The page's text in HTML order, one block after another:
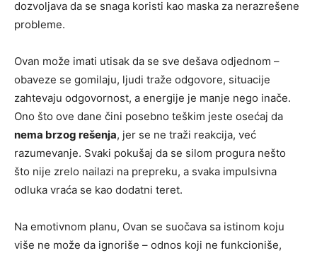
dozvoljava da se snaga koristi kao maska za nerazrešene
probleme.
Ovan može imati utisak da se sve dešava odjednom –
obaveze se gomilaju, ljudi traže odgovore, situacije
zahtevaju odgovornost, a energije je manje nego inače.
Ono što ove dane čini posebno teškim jeste osećaj da
nema brzog rešenja, jer se ne traži reakcija, već
razumevanje. Svaki pokušaj da se silom progura nešto
što nije zrelo nailazi na prepreku, a svaka impulsivna
odluka vraća se kao dodatni teret.
Na emotivnom planu, Ovan se suočava sa istinom koju
više ne može da ignoriše – odnos koji ne funkcioniše,